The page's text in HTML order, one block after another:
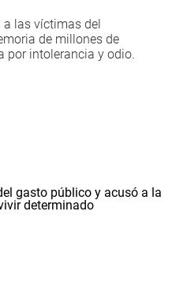
a las víctimas del
de millones de
por intolerancia y odio.